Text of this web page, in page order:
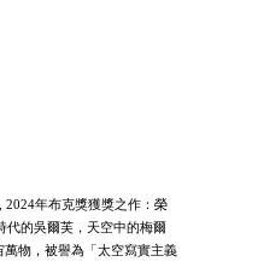
2024年布克獎獲獎之作：榮
代的吳爾芙，天空中的梅爾
物，被譽為「太空寫實主義